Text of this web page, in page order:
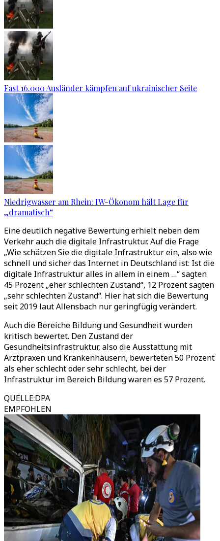
Fast 16.000 Ausländer kämpfen auf ukrainischer Seite
Niedrigwasser am Rhein: IW-Ökonom hält Lage für
„dramatisch“
Eine deutlich negative Bewertung erhielt neben dem
Verkehr auch die digitale Infrastruktur. Auf die Frage
„Wie schätzen Sie die digitale Infrastruktur ein, also wie
schnell und sicher das Internet in Deutschland ist: Ist die
digitale Infrastruktur alles in allem in einem …“ sagten
45 Prozent „eher schlechten Zustand“, 12 Prozent sagten
„sehr schlechten Zustand“. Hier hat sich die Bewertung
seit 2019 laut Allensbach nur geringfügig verändert.
Auch die Bereiche Bildung und Gesundheit wurden
kritisch bewertet. Den Zustand der
Gesundheitsinfrastruktur, also die Ausstattung mit
Arztpraxen und Krankenhäusern, bewerteten 50 Prozent
als eher schlecht oder sehr schlecht, bei der
Infrastruktur im Bereich Bildung waren es 57 Prozent.
QUELLE:DPA
EMPFOHLEN